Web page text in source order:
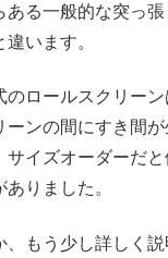
ある一般的な突っ
います。
のロールスクリー
ーンの間にすき間
サイズオーダーだ
ありました。
もう少し詳しく説